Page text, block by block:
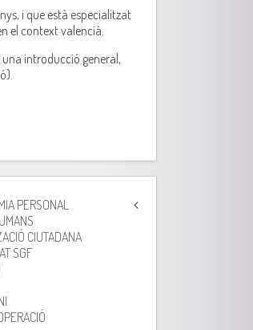
i que està especialitzat
el context valencià.
introducció general,
PERSONAL
CIUTADANA
SGF